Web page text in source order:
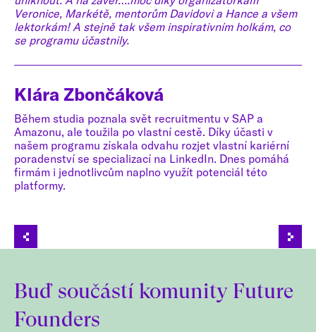
Veronice, Markétě, mentorům Davidovi a Hance a všem
lektorkám! A stejně tak všem inspirativním holkám, co
se programu účastnily.
Klára Zbončáková
Během studia poznala svět recruitmentu v SAP a
Amazonu, ale toužila po vlastní cestě. Díky účasti v
našem programu získala odvahu rozjet vlastní kariérní
poradenství se specializací na LinkedIn. Dnes pomáhá
firmám i jednotlivcům naplno využít potenciál této
platformy.
Buď součástí komunity Future
Founders